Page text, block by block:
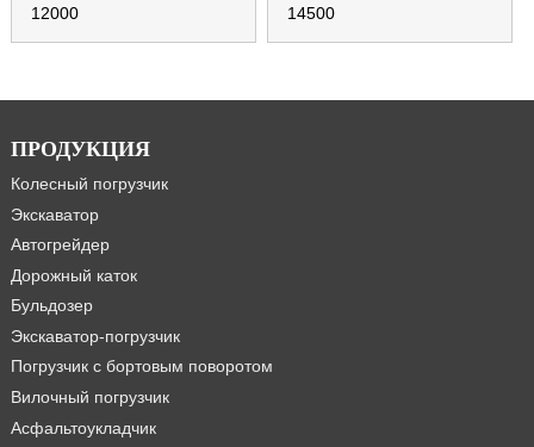
12000
14500
ПРОДУКЦИЯ
Колесный погрузчик
Экскаватор
Автогрейдер
Дорожный каток
Бульдозер
Экскаватор-погрузчик
Погрузчик с бортовым поворотом
Вилочный погрузчик
Асфальтоукладчик